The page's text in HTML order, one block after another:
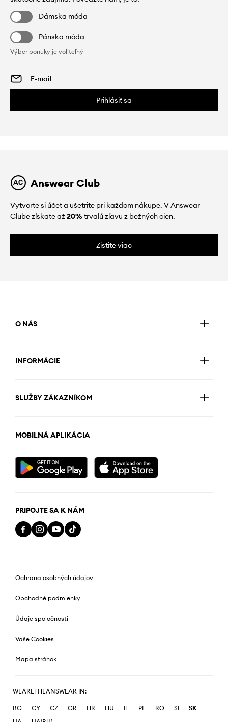
Dámska móda
Pánska móda
Výber ponuky je voliteľný
Prihlásiť sa
Answear Club
Vytvorte si účet a ušetrite pri každom nákupe. V Answear
Clube získate až20%trvalú zľavu z bežných cien.
Zistite viac
O NÁS
INFORMÁCIE
SLUŽBY ZÁKAZNÍKOM
MOBILNÁ APLIKÁCIA
PRIPOJTE SA K NÁM
Ochrana osobných údajov
Obchodné podmienky
Údaje spoločnosti
Vaše Cookies
Mapa stránok
WEARETHEANSWEAR IN:
BG CY CZ GR HR HU IT PL RO SI
SK